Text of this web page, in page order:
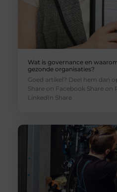
Wat is governance en
gezonde organisaties?
Goed artikel? Deel hem dan
Share on Facebook Share on
LinkedIn Share